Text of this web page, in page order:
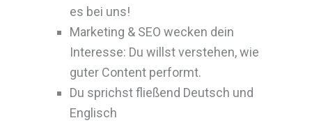
es bei uns!
Marketing & SEO wecken dein
Interesse: Du willst verstehen, wie
guter Content performt.
Du sprichst fließend Deutsch und
Englisch